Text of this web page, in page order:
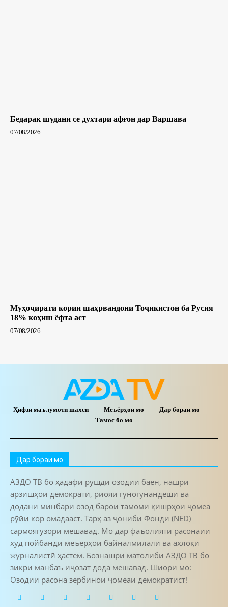
Бедарак шудани се духтари афғон дар Варшава
07/08/2026
Муҳоҷирати кории шаҳрвандони Тоҷикистон ба Русия
18% коҳиш ёфта аст
07/08/2026
Ҳифзи маълумоти шахсӣ Меъёрҳои мо
Дар бораи мо
Тамос бо мо
Дар бораи мо
АЗДО ТВ бо ҳадафи рушди озодии баён, нашри
арзишҳои демократӣ, риояи гуногунандешӣ ва
додани минбари озод барои тамоми қишрҳои ҷомеа
рӯйи кор омадааст. Тарҳ аз ҷониби Фонди (NED)
сармоягузорӣ мешавад. Мо дар фаъолияти расонаии
худ пойбанди меъёрҳои байналмилалӣ ва ахлоқи
журналистӣ ҳастем. Бознашри матолиби АЗДО ТВ бо
зикри манбаъ иҷозат дода мешавад. Шиори мо:
Озодии расона зербинои ҷомеаи демократист!